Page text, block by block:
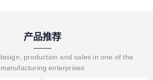
产品推荐
production and sales in one of the
manufacturing enterprises